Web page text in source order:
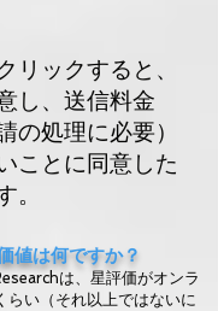
リックすると、
し、送信料金
の処理に必要）
ことに同意した
。
値は何ですか？
は、星評価がオンラ
らい（それ以上ではないに